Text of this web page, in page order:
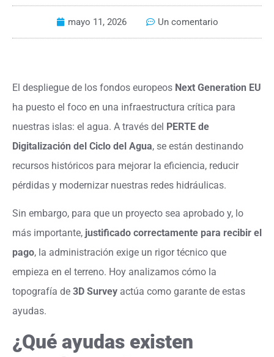
mayo 11, 2026 Un comentario
El despliegue de los fondos europeos Next Generation EU
ha puesto el foco en una infraestructura crítica para
nuestras islas: el agua. A través del PERTE de
Digitalización del Ciclo del Agua, se están destinando
recursos históricos para mejorar la eficiencia, reducir
pérdidas y modernizar nuestras redes hidráulicas.
Sin embargo, para que un proyecto sea aprobado y, lo
más importante, justificado correctamente para recibir el
pago, la administración exige un rigor técnico que
empieza en el terreno. Hoy analizamos cómo la
topografía de 3D Survey actúa como garante de estas
ayudas.
¿Qué ayudas existen